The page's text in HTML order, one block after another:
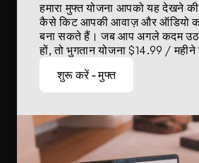
हमारा मुफ्त योजना आपको यह देखने
कैसे किट आपकी आवाज़ और ऑडियो
बना सकते हैं। जब आप अगले कदम
हों, तो भुगतान योजना $14.99 /
शुरू करें - मुफ्त